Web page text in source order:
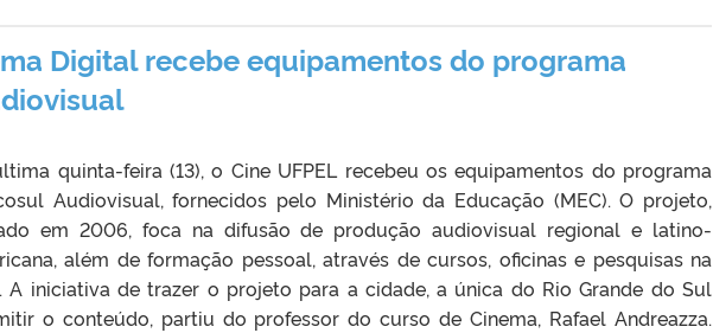
Digital recebe equipamentos do programa
quinta-feira (13), o Cine UFPEL recebeu os equipamentos do programa
Audiovisual, fornecidos pelo Ministério da Educação (MEC). O projeto,
em 2006, foca na difusão de produção audiovisual regional e latino-
além de formação pessoal, através de cursos, oficinas e pesquisas na
A iniciativa de trazer o projeto para a cidade, a única do Rio Grande do Sul
o conteúdo, partiu do professor do curso de Cinema, Rafael Andreazza.